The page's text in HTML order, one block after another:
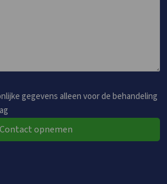
gegevens alleen voor de behandeling
Contact opnemen